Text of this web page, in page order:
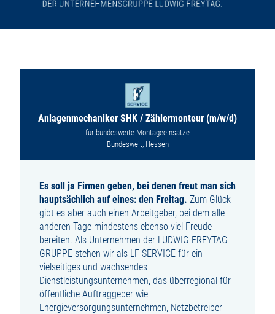
Anlagenmechaniker SHK / Zählermonteur (m/w/d)
für bundesweite Montageeinsätze
Bundesweit, Hessen
Es soll ja Firmen geben, bei denen freut man sich
hauptsächlich auf eines: den Freitag. Zum Glück
gibt es aber auch einen Arbeitgeber, bei dem alle
anderen Tage mindestens ebenso viel Freude
bereiten. Als Unternehmen der LUDWIG FREYTAG
GRUPPE stehen wir als LF SERVICE für ein
vielseitiges und wachsendes
Dienstleistungsunternehmen, das überregional für
öffentliche Auftraggeber wie
Energieversorgungsunternehmen, Netzbetreiber